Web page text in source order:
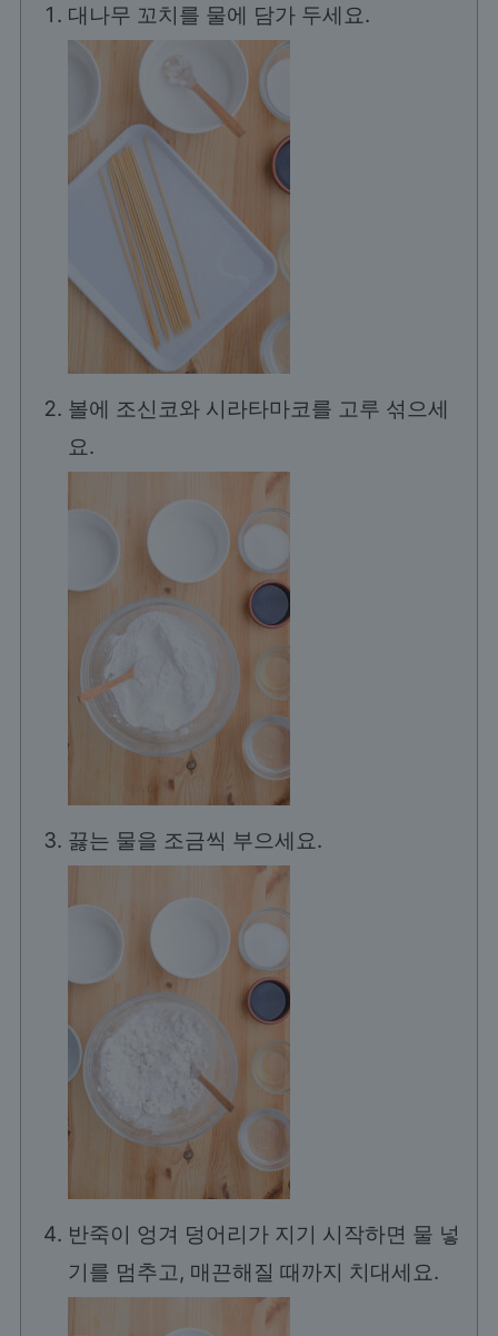
대나무 꼬치를 물에 담가 두세요.
볼에 조신코와 시라타마코를 고루 섞으세
요.
끓는 물을 조금씩 부으세요.
반죽이 엉겨 덩어리가 지기 시작하면 물 넣
기를 멈추고, 매끈해질 때까지 치대세요.